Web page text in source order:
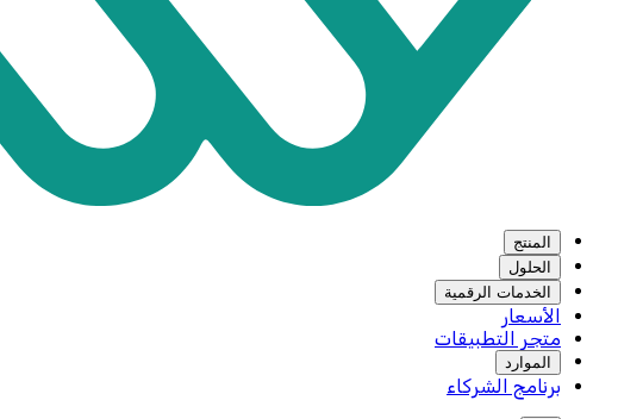
المنتج
الحلول
الخدمات الرقمية
الأسعار
متجر التطبيقات
الموارد
برنامج الشركاء